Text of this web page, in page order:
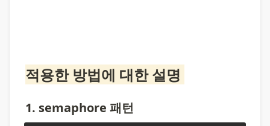
적용한 방법에 대한 설명
1. semaphore 패턴